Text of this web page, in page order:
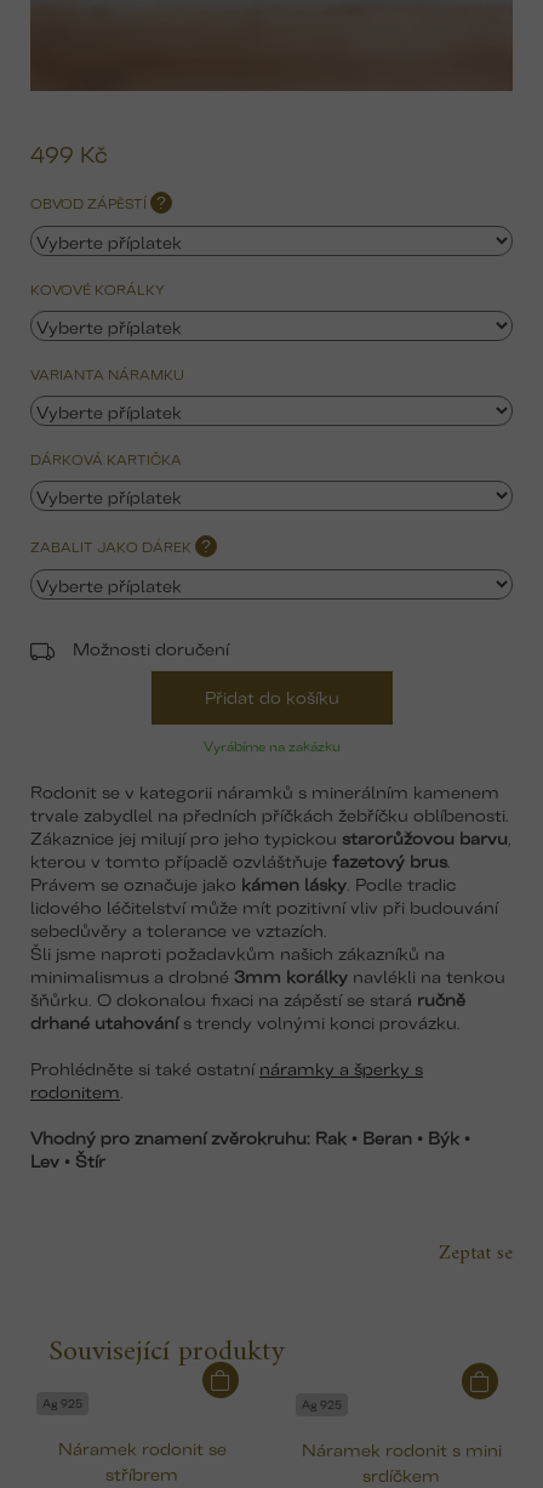
499 Kč
Vyrábíme na zakázku
OBVOD ZÁPĚSTÍ ?
KOVOVÉ KORÁLKY
VARIANTA NÁRAMKU
DÁRKOVÁ KARTIČKA
ZABALIT JAKO DÁREK ?
Možnosti doručení
Přidat do košíku
Rodonit se v kategorii náramků s minerálním kamenem
trvale zabydlel na předních příčkách žebříčku oblíbenosti.
Zákaznice jej milují pro jeho typickou starorůžovou barvu
kterou v tomto případě ozvláštňuje fazetový brus
Právem se označuje jako kámen lásky . Podle tradic
lidového léčitelství může mít pozitivní vliv při budouvání
sebedůvěry a tolerance ve vztazích.
Šli jsme naproti požadavkům našich zákazníků na
minimalismus a drobné 3mm korálky navlékli na tenkou
šňůrku. O dokonalou fixaci na zápěstí se stará ručně
drhané utahovánís trendy volnými konci provázku.
Prohlédněte si také ostatnínáramky a šperky s
rodonitem
Vhodný pro znamení zvěrokruhu: Rak • Beran • Býk •
Lev • Štír
Zeptat se
Související produkty
Ag 925
Náramek rodonit se
stříbrem
Ag 925
Náramek rodonit s mini
srdíčkem